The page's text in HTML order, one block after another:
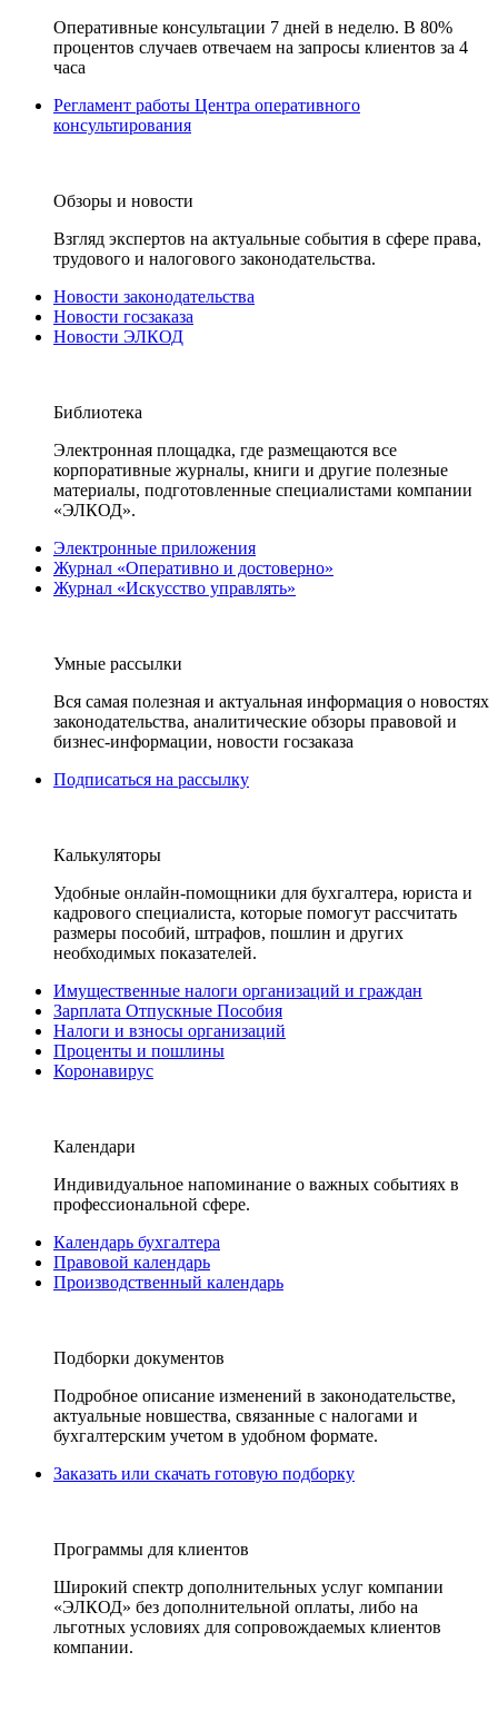
Оперативные консультации 7 дней в неделю. В 80%
процентов случаев отвечаем на запросы клиентов за 4
часа
Регламент работы Центра оперативного
консультирования
Обзоры и новости
Взгляд экспертов на актуальные события в сфере права,
трудового и налогового законодательства.
Новости законодательства
Новости госзаказа
Новости ЭЛКОД
Библиотека
Электронная площадка, где размещаются все
корпоративные журналы, книги и другие полезные
материалы, подготовленные специалистами компании
«ЭЛКОД».
Электронные приложения
Журнал «Оперативно и достоверно»
Журнал «Искусство управлять»
Умные рассылки
Вся самая полезная и актуальная информация о новостях
законодательства, аналитические обзоры правовой и
бизнес-информации, новости госзаказа
Подписаться на рассылку
Калькуляторы
Удобные онлайн-помощники для бухгалтера, юриста и
кадрового специалиста, которые помогут рассчитать
размеры пособий, штрафов, пошлин и других
необходимых показателей.
Имущественные налоги организаций и граждан
Зарплата Отпускные Пособия
Налоги и взносы организаций
Проценты и пошлины
Коронавирус
Календари
Индивидуальное напоминание о важных событиях в
профессиональной сфере.
Календарь бухгалтера
Правовой календарь
Производственный календарь
Подборки документов
Подробное описание изменений в законодательстве,
актуальные новшества, связанные с налогами и
бухгалтерским учетом в удобном формате.
Заказать или скачать готовую подборку
Программы для клиентов
Широкий спектр дополнительных услуг компании
«ЭЛКОД» без дополнительной оплаты, либо на
льготных условиях для сопровождаемых клиентов
компании.